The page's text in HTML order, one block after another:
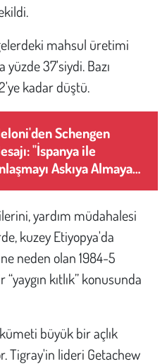
mahsul üretimi
yüzde 37'siydi. Bazı
kadar düştü.
Schengen
"İspanya ile
Askıya Almaya
yardım müdahalesi
kuzey Etiyopya'da
neden olan 1984-5
kıtlık” konusunda
büyük bir açlık
Tigray'in lideri Getachew